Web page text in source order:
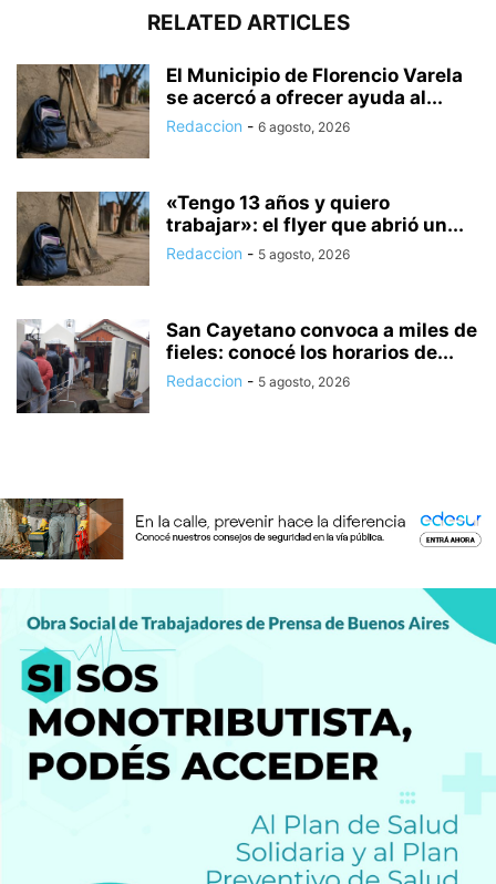
RELATED ARTICLES
El Municipio de Florencio Varela
se acercó a ofrecer ayuda al...
Redaccion - 6 agosto, 2026
«Tengo 13 años y quiero
trabajar»: el flyer que abrió un...
Redaccion - 5 agosto, 2026
San Cayetano convoca a miles de
fieles: conocé los horarios de...
Redaccion - 5 agosto, 2026